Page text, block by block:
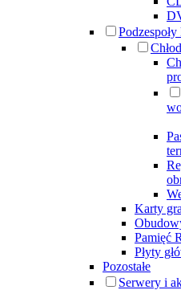
Karty
Pamięć
Płyty
Pozostałe
Serwery i